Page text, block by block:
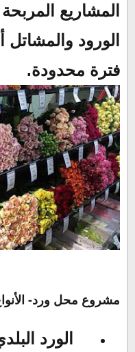
المشاريع
الورود والمشاتل
فترة محدودة.
مشروع محل ورد-
الورد